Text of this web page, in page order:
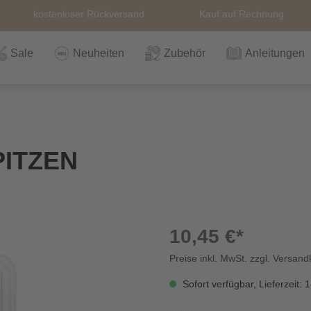
kostenloser Rückversand Kauf auf Rechnung
Sale Neuheiten Zubehör Anleitungen
Sale
Prym Love
10,45 €*
Preise inkl. MwSt. zzgl.
Sofort verfügbar, Lieferzeit: